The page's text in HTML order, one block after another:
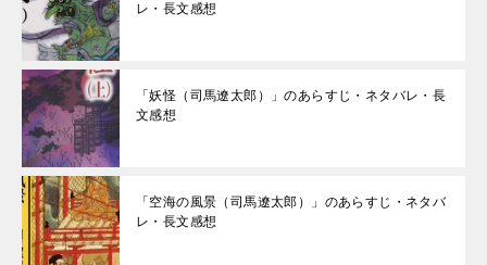
レ・長文感想
「妖怪（司馬遼太郎）」のあらすじ・ネタバレ・長
文感想
「空海の風景（司馬遼太郎）」のあらすじ・ネタバ
レ・長文感想